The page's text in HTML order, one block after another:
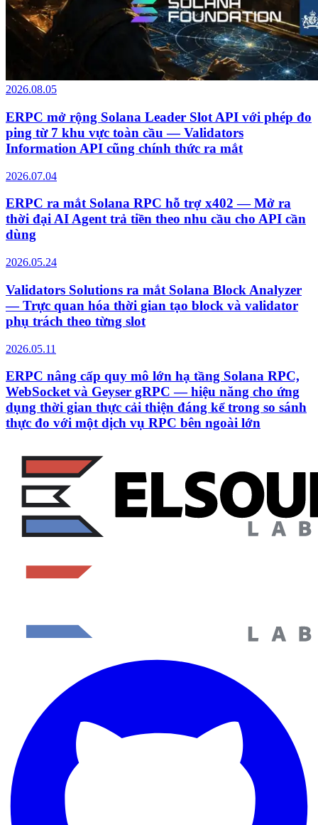
2026.08.05
ERPC mở rộng Solana Leader Slot API với phép đo
ping từ 7 khu vực toàn cầu — Validators
Information API cũng chính thức ra mắt
2026.07.04
ERPC ra mắt Solana RPC hỗ trợ x402 — Mở ra
thời đại AI Agent trả tiền theo nhu cầu cho API cần
dùng
2026.05.24
Validators Solutions ra mắt Solana Block Analyzer
— Trực quan hóa thời gian tạo block và validator
phụ trách theo từng slot
2026.05.11
ERPC nâng cấp quy mô lớn hạ tầng Solana RPC,
WebSocket và Geyser gRPC — hiệu năng cho ứng
dụng thời gian thực cải thiện đáng kể trong so sánh
thực đo với một dịch vụ RPC bên ngoài lớn